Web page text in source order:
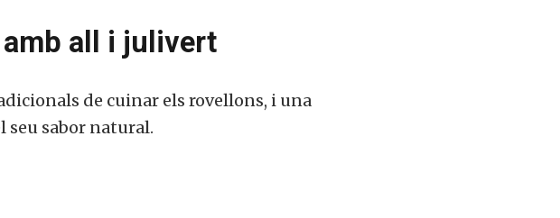
amb all i julivert
de cuinar els rovellons, i una
seu sabor natural.